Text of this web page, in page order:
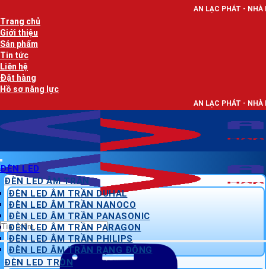
qua
nội
dung
AN LẠC PHÁT - NHÀ PHÂN PHỐI
Trang chủ
Giới thiệu
Sản phẩm
Tin tức
Liên hệ
Đặt hàng
Hồ sơ năng lực
AN LẠC PHÁT - NHÀ PHÂN PHỐI
Tìm
kiếm:
ĐÈN LED
ĐÈN LED ÂM TRẦN
ĐÈN LED ÂM TRẦN DUHAL
ĐÈN LED ÂM TRẦN NANOCO
ĐÈN LED ÂM TRẦN PANASONIC
ĐÈN LED ÂM TRẦN PARAGON
ĐÈN LED ÂM TRẦN PHILIPS
ĐÈN LED ÂM TRẦN RẠNG ĐÔNG
ĐÈN LED TRÒN